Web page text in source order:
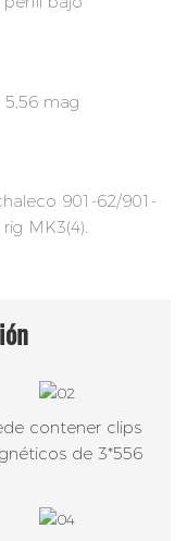
mag
901-62/901-
MK3(4).
contener clips
de 3*556